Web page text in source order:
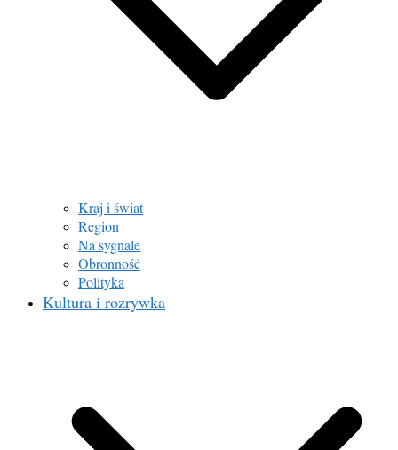
Kraj i świat
Region
Na sygnale
Obronność
Polityka
Kultura i rozrywka